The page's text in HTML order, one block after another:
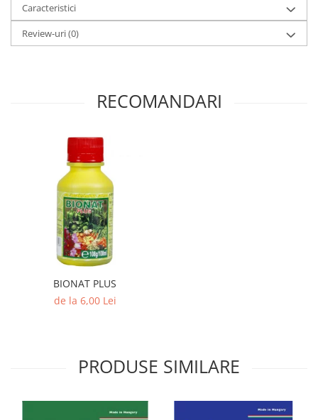
Caracteristici
Review-uri(0)
RECOMANDARI
BIONAT PLUS
de la 6,00 Lei
PRODUSE SIMILARE